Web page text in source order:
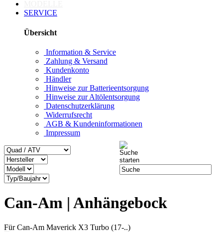
SERVICE
Übersicht
Information & Service
Zahlung & Versand
Kundenkonto
Händler
Hinweise zur Batterieentsorgung
Hinweise zur Altölentsorgung
Datenschutzerklärung
Widerrufsrecht
AGB & Kundeninformationen
Impressum
Can-Am | Anhängebock
Für Can-Am Maverick X3 Turbo (17-..)